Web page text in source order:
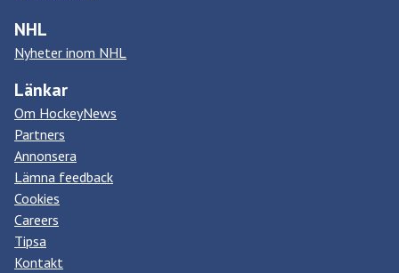
NHL
Nyheter inom NHL
Länkar
Om HockeyNews
Partners
Annonsera
Lämna feedback
Cookies
Careers
Tipsa
Kontakt